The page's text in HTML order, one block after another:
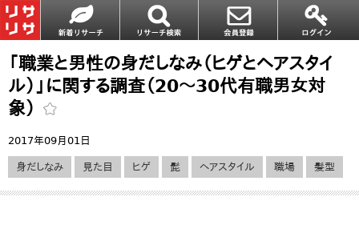
「職業と男性の身だしなみ（ヒゲとヘアスタイ
ル）」に関する調査（20～30代有職男女対
象）
2017年09月01日
身だしなみ 見た目 ヒゲ 髭 ヘアスタイル 職場 髪型